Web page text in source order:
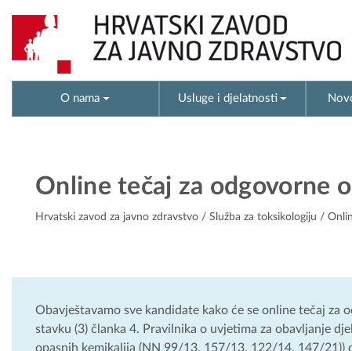
O nama Usluge i djelatnosti
Online tečaj za odgovorne
Hrvatski zavod za javno zdravstvo / Služba za toksikologiju /
Obavještavamo sve kandidate kako će se online tečaj za
stavku (3) članka 4. Pravilnika o uvjetima za obavljanje
opasnih kemikalija (NN 99/13, 157/13, 122/14, 147/21))